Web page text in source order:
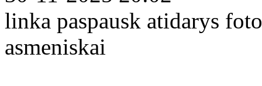
linka paspausk atidarys
asmeniskai